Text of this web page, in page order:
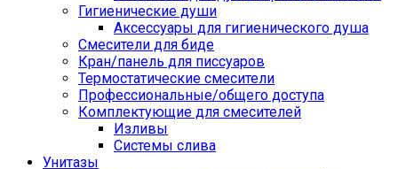
Гигиенические души
Аксессуары для гигиенического душа
Смесители для биде
Кран/панель для писсуаров
Термостатические смесители
Профессиональные/общего доступа
Комплектующие для смесителей
Изливы
Системы слива
Унитазы